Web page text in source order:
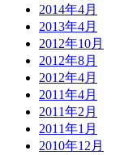
2014年4月
2013年4月
2012年10月
2012年8月
2012年4月
2011年4月
2011年2月
2011年1月
2010年12月